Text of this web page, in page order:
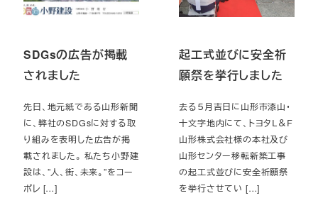
SDGsの広告が掲載
されました
先日、地元紙である山形新聞
に、弊社のSDGsに対する取
り組みを表明した広告が掲
載されました。 私たち小野建
設は、”人、街、未来。”をコー
ポレ […]
起工式並びに安全祈
願祭を挙行しました
去る５月吉日に山形市漆山・
十文字地内にて、トヨタＬ＆Ｆ
山形株式会社様の本社及び
山形センター移転新築工事
の起工式並びに安全祈願祭
を挙行させてい […]